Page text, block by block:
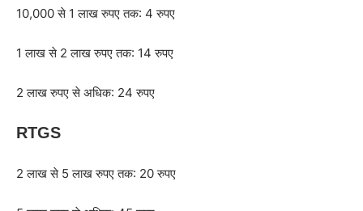
10,000 से 1 लाख रुपए तक: 4 रुपए
1 लाख से 2 लाख रुपए तक: 14 रुपए
2 लाख रुपए से अधिक: 24 रुपए
RTGS
2 लाख से 5 लाख रुपए तक: 20 रुपए